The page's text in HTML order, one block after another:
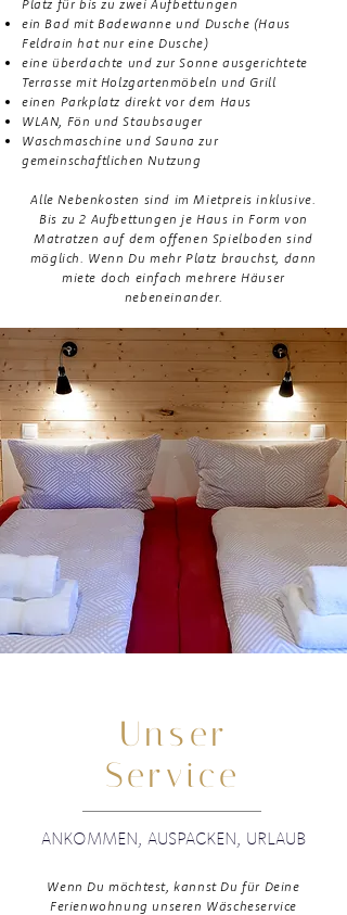
Platz für bis zu zwei Aufbettungen
ein Bad mit Badewanne und Dusche (Haus
Feldrain hat nur eine Dusche)
eine überdachte und zur Sonne ausgerichtete
Terrasse mit Holzgartenmöbeln und Grill
einen Parkplatz direkt vor dem Haus
WLAN, Fön und Staubsauger
Waschmaschine und Sauna zur
gemeinschaftlichen Nutzung
Alle Nebenkosten sind im Mietpreis inklusive.
Bis zu 2 Aufbettungen je Haus in Form von
Matratzen auf dem offenen Spielboden sind
möglich. Wenn Du mehr Platz brauchst, dann
miete doch einfach mehrere Häuser
nebeneinander.
Unser
Service
Im 7.
ANKOMMEN, AUSPACKEN, URLAUB
Wenn Du möchtest, kannst Du für Deine
Ferienwohnung unseren Wäscheservice